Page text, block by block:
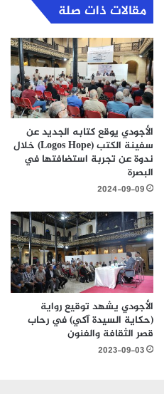
مقالات ذات صلة
الأجودي يوقع كتابه الجديد عن
سفينة الكتب (Logos Hope) خلال
ندوة عن تجربة استضافتها في
البصرة
2024-09-09
الأجودي يشهد توقيع رواية
(حكاية السيدة آكي) في رحاب
قصر الثقافة والفنون
2023-09-03